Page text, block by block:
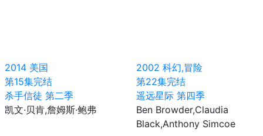
2014 美国
第15集完结
杀手信徒 第二季
凯文·贝肯,詹姆斯·鲍弗
2002 科幻,冒险
第22集完结
遥远星际 第四季
Ben Browder,Claudia
Black,Anthony Simcoe